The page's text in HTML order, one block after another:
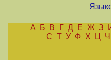
А Б В Г Д Е Ж З
С Т У Ф Х Ц Ч